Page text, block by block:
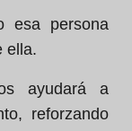
esa persona
ella.
ayudará a
reforzando